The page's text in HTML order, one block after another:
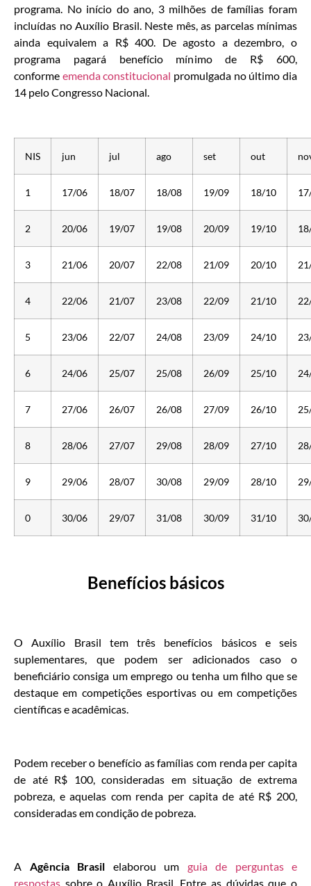
programa. No início do ano, 3 milhões de famílias foram
incluídas no Auxílio Brasil. Neste mês, as parcelas mínimas
ainda equivalem a R$ 400. De agosto a dezembro, o
programa pagará benefício mínimo de R$ 600,
conforme emenda constitucional promulgada no último dia
14 pelo Congresso Nacional.
NIS jun jul ago set out
1 17/06 18/07 18/08 19/09 18/10
2 20/06 19/07 19/08 20/09 19/10
3 21/06 20/07 22/08 21/09 20/10
4 22/06 21/07 23/08 22/09 21/10
5 23/06 22/07 24/08 23/09 24/10
6 24/06 25/07 25/08 26/09 25/10
7 27/06 26/07 26/08 27/09 26/10
8 28/06 27/07 29/08 28/09 27/10
9 29/06 28/07 30/08 29/09 28/10
0 30/06 29/07 31/08 30/09 31/10
Benefícios básicos
O Auxílio Brasil tem três benefícios básicos e seis
suplementares, que podem ser adicionados caso o
beneficiário consiga um emprego ou tenha um filho que se
destaque em competições esportivas ou em competições
científicas e acadêmicas.
Podem receber o benefício as famílias com renda per capita
de até R$ 100, consideradas em situação de extrema
pobreza, e aquelas com renda per capita de até R$ 200,
consideradas em condição de pobreza.
A Agência Brasil elaborou um guia de perguntas e
respostas sobre o Auxílio Brasil. Entre as dúvidas que o